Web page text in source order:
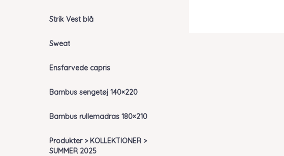
Strik Vest blå
Sweat
Ensfarvede capris
Bambus sengetøj 140×220
Bambus rullemadras 180×210
Produkter > KOLLEKTIONER >
SUMMER 2025